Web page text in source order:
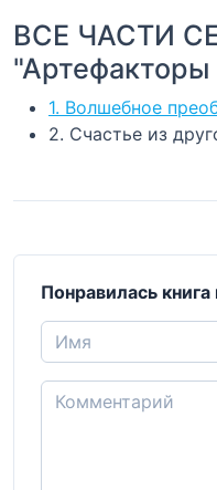
ВСЕ ЧАСТИ
1. Волшебное
2. Счастье из
Понравилась книга